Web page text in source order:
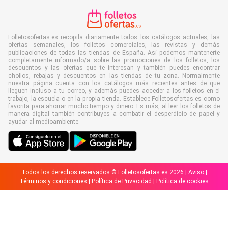
Folletosofertas.es recopila diariamente todos los catálogos actuales, las
ofertas semanales, los folletos comerciales, las revistas y demás
publicaciones de todas las tiendas de España. Así podemos mantenerte
completamente informado/a sobre las promociones de los folletos, los
descuentos y las ofertas que te interesan y también puedes encontrar
chollos, rebajas y descuentos en las tiendas de tu zona. Normalmente
nuestra página cuenta con los catálogos más recientes antes de que
lleguen incluso a tu correo, y además puedes acceder a los folletos en el
trabajo, la escuela o en la propia tienda. Establece Folletosofertas.es como
favorita para ahorrar mucho tiempo y dinero. Es más, al leer los folletos de
manera digital también contribuyes a combatir el desperdicio de papel y
ayudar al medioambiente.
Todos los derechos reservados © Folletosofertas.es 2026 | Aviso|
Términos y condiciones
Política de Privacidad Política de cookies